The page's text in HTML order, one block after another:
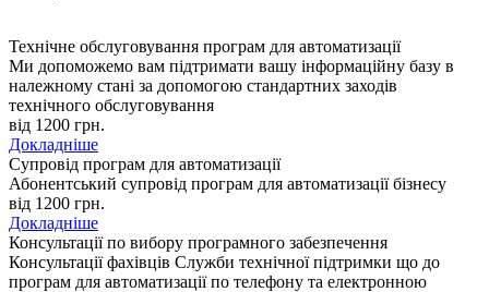
Технічне обслуговування програм для автоматизації
Ми допоможемо вам підтримати вашу інформаційну базу в
належному стані за допомогою стандартних заходів
технічного обслуговування
від 1200 грн.
Докладніше
Супровід програм для автоматизації
Абонентський супровід програм для автоматизації бізнесу
від 1200 грн.
Докладніше
Консультації по вибору програмного забезпечення
Консультації фахівців Служби технічної підтримки що до
програм для автоматизації по телефону та електронною